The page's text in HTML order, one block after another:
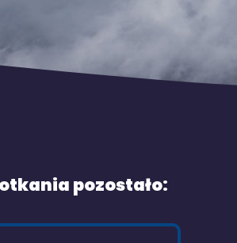
pozostało: